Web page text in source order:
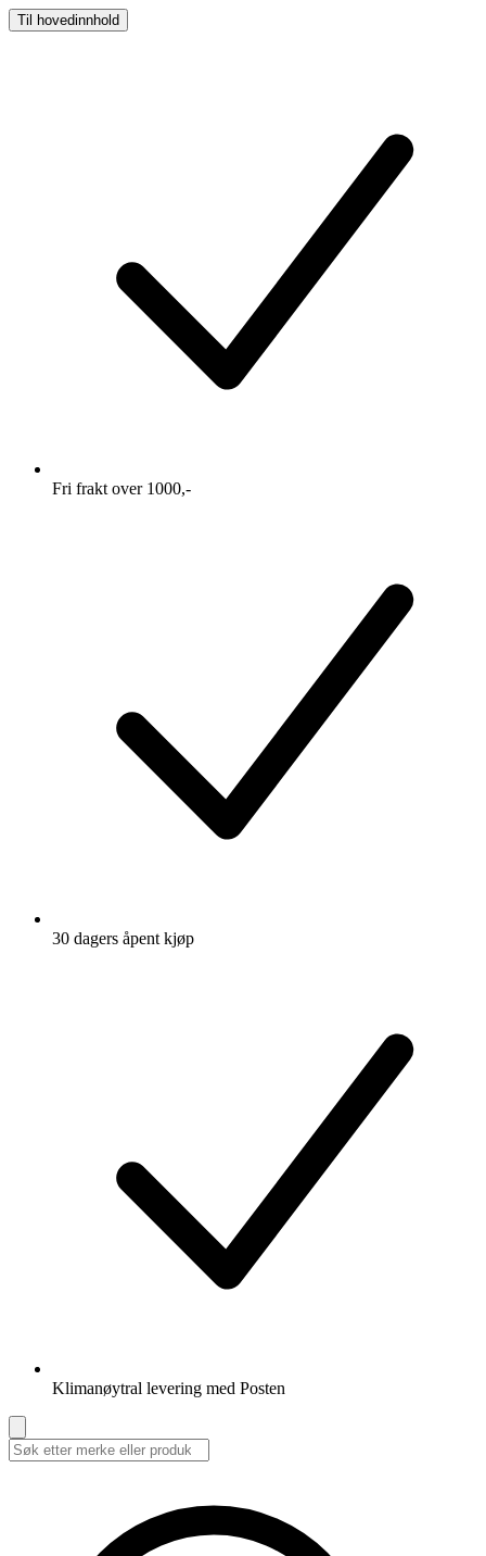
Til hovedinnhold
Fri frakt over 1000,-
30 dagers åpent kjøp
Klimanøytral levering med Posten